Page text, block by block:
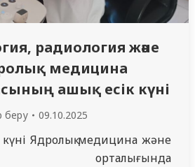
радиология және
медицина
ашық есік күні
беру 09.10.2025
күні Ядролық медицина және
орталығында